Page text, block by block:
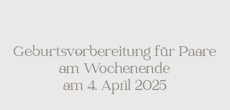
Geburtsvorbereitung für Paare
am Wochenende
am 4. April 2025